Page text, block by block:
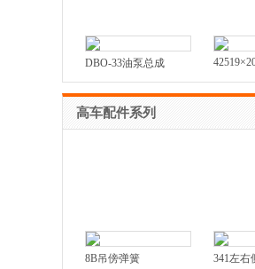
DBO-33油泵总成
高车配件系列
8B吊傍弹簧 341左右